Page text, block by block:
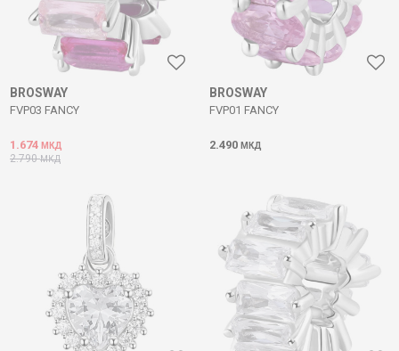
BROSWAY
FVP03 FANCY
1.674 МКД
2.790МКД
BROSWAY
FVP01 FANCY
2.490 МКД